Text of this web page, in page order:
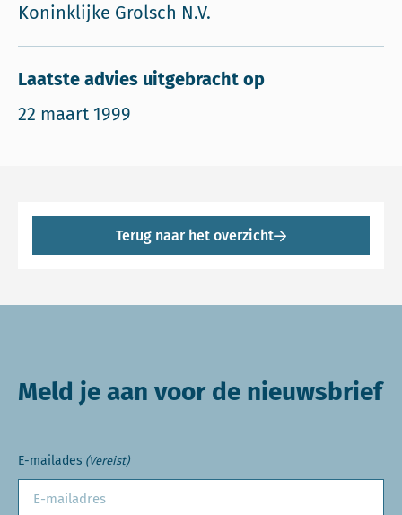
Koninklijke Grolsch N.V.
Laatste advies uitgebracht op
22 maart 1999
Terug naar het overzicht
Meld je aan voor de nieuwsbrief
E-mailades (Vereist)